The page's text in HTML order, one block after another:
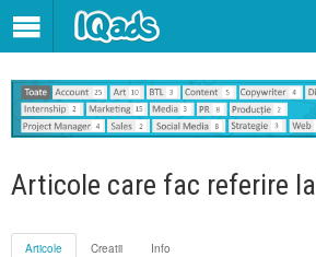
Articole care fac referire la
Articole Creatii Info